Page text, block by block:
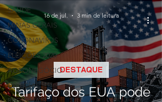
SAÚDE
MINAS GERAIS
CORONAVÍRUS
ELEIÇÕES 2020
AGRONEGÓCIO
ESPECIAL
Tarifaço dos EUA pode
DESTAQUE
16 de jul. 3 min de leitura